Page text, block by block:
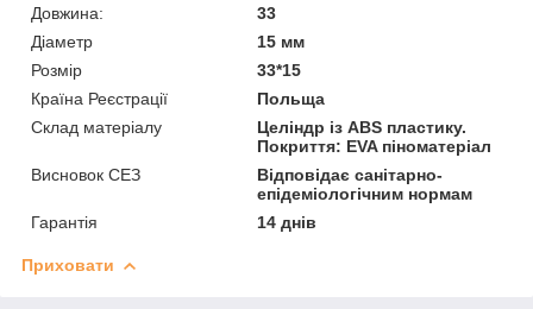
Довжина:
33
Діаметр
15 мм
Розмір
33*15
Країна Реєстрації
Польща
Склад матеріалу
Целіндр із ABS пластику.
Покриття: EVA піноматеріал
Висновок СЕЗ
Відповідає санітарно-
епідеміологічним нормам
Гарантія
14 днів
Приховати